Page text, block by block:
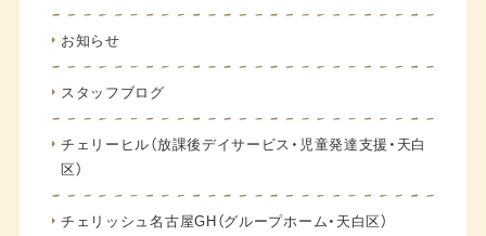
お知らせ
スタッフブログ
チェリーヒル（放課後デイサービス・児童発達支援・天白
区）
チェリッシュ名古屋GH（グループホーム・天白区）